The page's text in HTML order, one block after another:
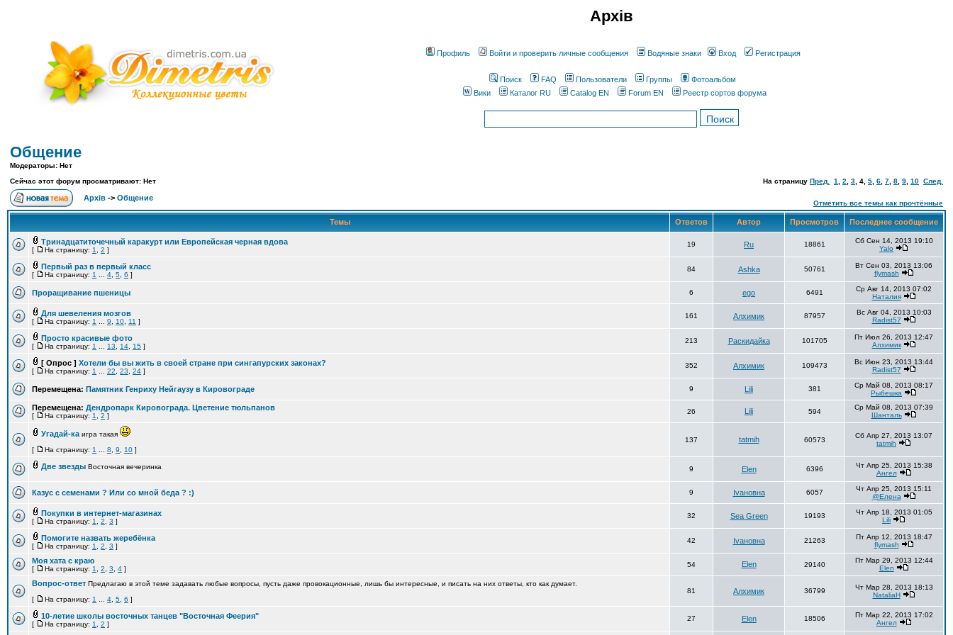
Архів
Профиль Войти и проверить личные сообщения Водяные знаки Вход Регистрация
Поиск FAQ Пользователи Группы
Фотоальбом
Вики
Каталог RU Catalog EN Forum EN Реестр сортов форума
Общение
Модераторы: Нет
Сейчас этот форум просматривают: Нет
На страницу Пред. 1 2 3 4 5 6 7 8 9 10 След.
Архів -> Общение
Отметить все темы как прочтённые
Темы Ответов Автор Просмотров Последнее сообщение
Тринадцатиточечный каракурт или Европейская черная вдова
[ На страницу: 1 2 ]
19 Ru 18861
Сб Сен 14, 2013 19:10
Yalo
Первый раз в первый класс
[ На страницу: 1 4 5 6 ]
84 Ashka 50761
Вт Сен 03, 2013 13:06
flymash
Проращивание пшеницы 6 ego 6491
Ср Авг 14, 2013 07:02
Наталия
Для шевеления мозгов
[ На страницу: 1 9 10 11 ]
161 Алхимик 87957
Вс Авг 04, 2013 10:03
Radist57
Просто красивые фото
[ На страницу: 1 13 14 15 ]
213 Раскидайка 101705
Пт Июл 26, 2013 12:47
Алхимик
[ Опрос ] Хотели бы вы жить в своей стране при сингапурских законах?
[ На страницу: 1 22 23 24 ]
352 Алхимик 109473
Вс Июн 23, 2013 13:44
Radist57
Перемещена: Памятник Генриху Нейгаузу в Кировограде 9 Lili 381
Ср Май 08, 2013 08:17
Рыбешка
Перемещена: Дендропарк Кировограда. Цветение тюльпанов
[ На страницу: 1 2 ]
26 Lili 594
Ср Май 08, 2013 07:39
Шанталь
Угадай-ка игра такая
[
На страницу: 1 8 9 10 ]
137 tatmih 60573
Сб Апр 27, 2013 13:07
tatmih
Две звезды Восточная вечеринка 9 Elen 6396
Чт Апр 25, 2013 15:38
Ангел
Казус с семенами ? Или со мной беда ? :) 9 Ivaновна 6057
Чт Апр 25, 2013 15:11
@Елена
Покупки в интернет-магазинах
[ На страницу: 1 2 3 ]
32 Sea Green 19193
Чт Апр 18, 2013 01:05
Lili
Помогите назвать жеребёнка
[ На страницу: 1 2 3 ]
42 Ivaновна 21263
Пт Апр 12, 2013 18:47
flymash
Моя хата с краю
[ На страницу: 1 2 3 4 ]
54 Elen 29140
Пт Мар 29, 2013 12:44
Elen
Вопрос-ответ Предлагаю в этой теме задавать любые вопросы, пусть даже провокационные, лишь бы интересные, и писать на них ответы, кто как думает.
[
На страницу: 1 4 5 6 ]
81 Алхимик 36799
Чт Мар 28, 2013 18:13
NataliaH
10-летие школы восточных танцев "Восточная Феерия"
[ На страницу: 1 2 ]
27 Elen 18506
Пт Мар 22, 2013 17:02
Ангел